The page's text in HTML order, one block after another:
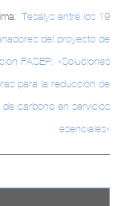
Tesalys entre los 19
del proyecto de
FASEP: «Soluciones
para la reducción de
de carbono en servicios
esenciales»